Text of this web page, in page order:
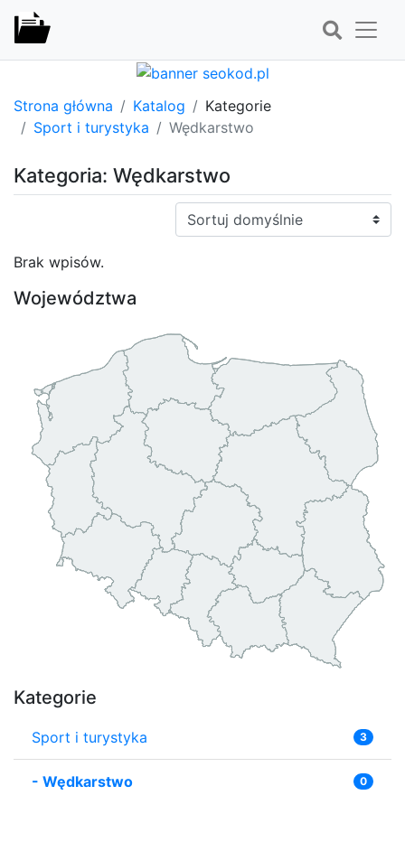
Strona główna Katalog
Kategorie
Sport i turystyka
Wędkarstwo
Kategoria: Wędkarstwo
Sortuj:
Brak wpisów.
Województwa
Kategorie
Sport i turystyka 3
- Wędkarstwo 0